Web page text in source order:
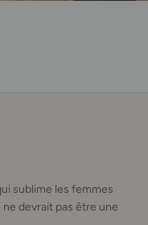
sublime les femmes
ne devrait pas être une